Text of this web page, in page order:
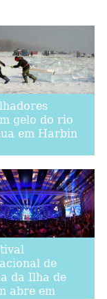
gelo do rio
em Harbin
de
da Ilha de
abre em